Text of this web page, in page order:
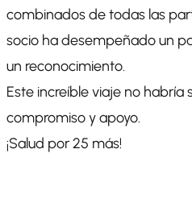
combinados de todas las
socio ha desempeñado un
un reconocimiento.
Este increíble viaje no habría
compromiso y apoyo.
¡Salud por 25 más!